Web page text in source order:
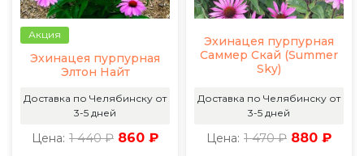
Акция
Эхинацея пурпурная
Элтон Найт
Доставка по Челябинску от
3-5 дней
Цена: 1 440 ₽ 860 ₽
Эхинацея пурпурная
Саммер Скай (Summer
Sky)
Доставка по Челябинску от
3-5 дней
Цена: 1 470 ₽ 880 ₽